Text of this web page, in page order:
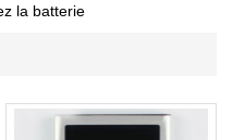
la batterie